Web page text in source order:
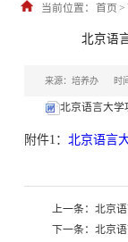
当前位置： 首页 >
北京语
来源：培养办 时
北京语言大学
附件1： 北京语言
上一条： 北京
下一条： 北京